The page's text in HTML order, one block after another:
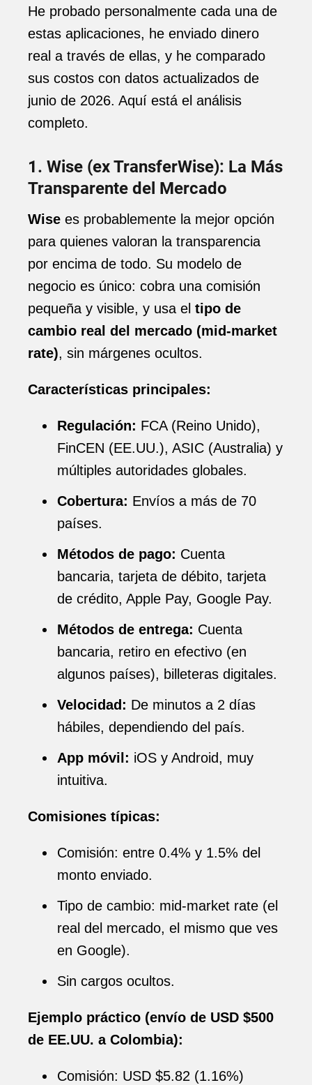
He probado personalmente cada una de
estas aplicaciones, he enviado dinero
real a través de ellas, y he comparado
sus costos con datos actualizados de
junio de 2026. Aquí está el análisis
completo.
1. Wise (ex TransferWise): La Más
Transparente del Mercado
Wise es probablemente la mejor opción
para quienes valoran la transparencia
por encima de todo. Su modelo de
negocio es único: cobra una comisión
pequeña y visible, y usa el tipo de
cambio real del mercado (mid-market
rate), sin márgenes ocultos.
Características principales:
Regulación: FCA (Reino Unido),
FinCEN (EE.UU.), ASIC (Australia) y
múltiples autoridades globales.
Cobertura: Envíos a más de 70
países.
Métodos de pago: Cuenta
bancaria, tarjeta de débito, tarjeta
de crédito, Apple Pay, Google Pay.
Métodos de entrega: Cuenta
bancaria, retiro en efectivo (en
algunos países), billeteras digitales.
Velocidad: De minutos a 2 días
hábiles, dependiendo del país.
App móvil: iOS y Android, muy
intuitiva.
Comisiones típicas:
Comisión: entre 0.4% y 1.5% del
monto enviado.
Tipo de cambio: mid-market rate (el
real del mercado, el mismo que ves
en Google).
Sin cargos ocultos.
Ejemplo práctico (envío de USD $500
de EE.UU. a Colombia):
Comisión: USD $5.82 (1.16%)